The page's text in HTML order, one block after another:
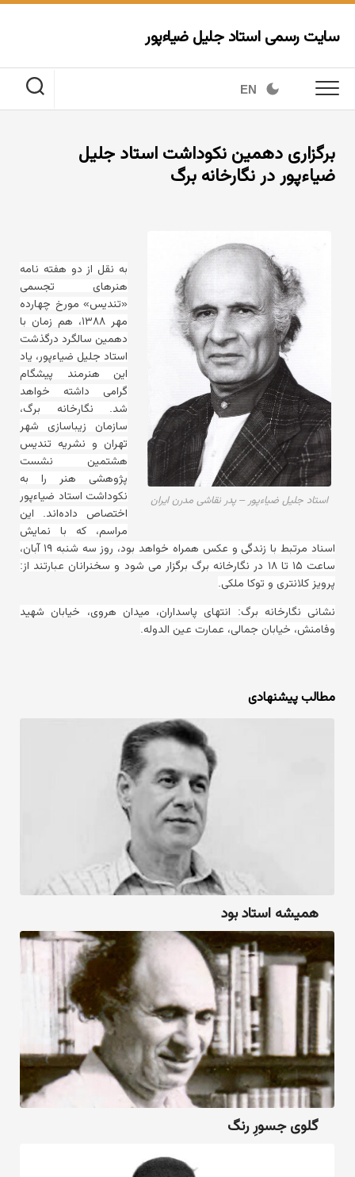
Skip
content
سایت رسمی استاد جلیل ضیاءپور
EN
برگزاری دهمین نکوداشت استاد جلیل
ضیاءپور در نگارخانه برگ
استاد جلیل ضیاءپور – پدر نقاشی مدرن ایران
به نقل از دو هفته نامه
هنرهای تجسمی
«تندیس» مورخ چهارده
مهر ۱۳۸۸، هم زمان با
دهمین سالگرد درگذشت
استاد جلیل ضیاءپور، یاد
این هنرمند پیشگام
گرامی داشته خواهد
شد. نگارخانه برگ،
سازمان زیباسازی شهر
تهران و نشریه تندیس
هشتمین نشست
پژوهشی هنر را به
نکوداشت استاد ضیاءپور
اختصاص داده‌اند. این
مراسم، که با نمایش
اسناد مرتبط با زندگی و عکس همراه خواهد بود، روز سه شنبه ۱۹ آبان،
ساعت ۱۵ تا ۱۸ در نگارخانه برگ برگزار می شود و سخنرانان عبارتند از:
پرویز کلانتری و توکا ملکی.
نشانی نگارخانه برگ: انتهای پاسداران، میدان هروی، خیابان شهید
وفامنش، خیابان جمالی، عمارت عین الدوله.
مطالب پیشنهادی
همیشه استاد بود
گلوی جسورِ رنگ